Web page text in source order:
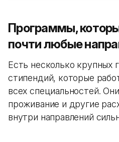
Программы,
почти любые
Есть несколько крупных
стипендий, которые
всех специальностей.
проживание и другие
внутри направлений